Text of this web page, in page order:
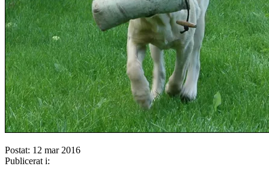
Postat: 12 mar 2016
Publicerat i: